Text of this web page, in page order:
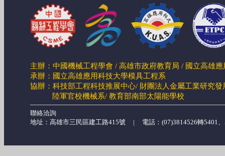
主辦：中國機械工程學會 / 高雄市政府教育局 / 國立高雄
承辦：國立高雄應用科技大學模具工程系
協辦：科技部工程科技推展中心/ 財團法人金屬工業研究
陸軍官校機械系/ 教育部南部太陽能學校
聯絡洽詢
地址：高雄市三民區建工路415號 | 電話：(07)3814526轉